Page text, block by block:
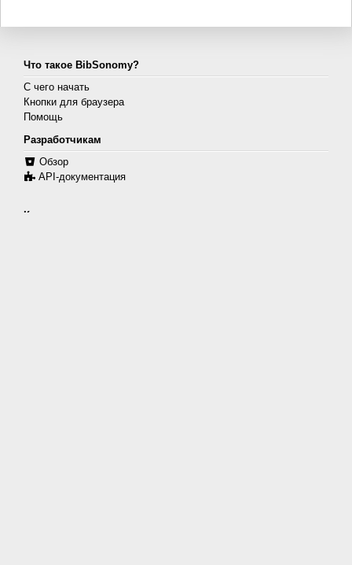
Что такое BibSonomy?
С чего начать
Кнопки для браузера
Помощь
Разработчикам
Обзор
API-документация
Контакт и защита личных данных